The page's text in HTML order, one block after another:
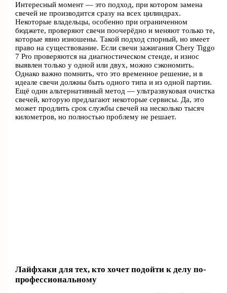
Интересный момент — это подход, при котором замена
свечей не производится сразу на всех цилиндрах.
Некоторые владельцы, особенно при ограниченном
бюджете, проверяют свечи поочерёдно и меняют только те,
которые явно изношены. Такой подход спорный, но имеет
право на существование. Если свечи зажигания Chery Tiggo
7 Pro проверяются на диагностическом стенде, и износ
выявлен только у одной или двух, можно сэкономить.
Однако важно помнить, что это временное решение, и в
идеале свечи должны быть одного типа и из одной партии.
Ещё один альтернативный метод — ультразвуковая очистка
свечей, которую предлагают некоторые сервисы. Да, это
может продлить срок службы свечей на несколько тысяч
километров, но полностью проблему не решает.
Лайфхаки для тех, кто хочет подойти к делу по-
профессиональному